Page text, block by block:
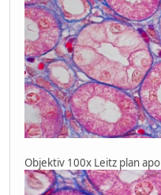
Objektiv 100x Leitz plan apo